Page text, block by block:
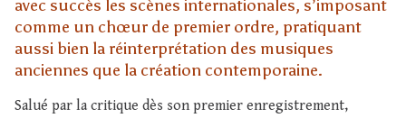
avec succès les scènes internationales, s’imposant
comme un chœur de premier ordre, pratiquant
aussi bien la réinterprétation des musiques
anciennes que la création contemporaine.
Salué par la critique dès son premier enregistrement,